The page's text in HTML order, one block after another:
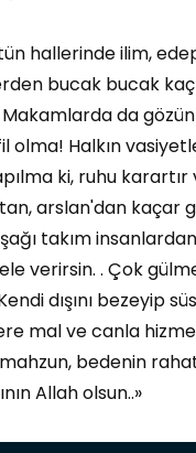
hallerinde ilim,
bucak bucak
da
Halkın
ki, ruhu
arslan'dan kaçar
takım
verirsin. . Çok
dışını bezeyip
mal ve canla
bedenin
Allah olsun..»